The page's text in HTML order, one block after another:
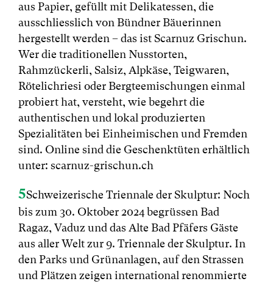
aus Papier, gefüllt mit Delikatessen, die
ausschliesslich von Bündner Bäuerinnen
hergestellt werden – das ist Scarnuz Grischun.
Wer die traditionellen Nusstorten,
Rahmzückerli, Salsiz, Alpkäse, Teigwaren,
Rötelichriesi oder Bergteemischungen einmal
probiert hat, versteht, wie begehrt die
authentischen und lokal produzierten
Spezialitäten bei Einheimischen und Fremden
sind. Online sind die Geschenktüten erhältlich
unter: scarnuz-grischun.ch
5Schweizerische Triennale der Skulptur: Noch
bis zum 30. Oktober 2024 begrüssen Bad
Ragaz, Vaduz und das Alte Bad Pfäfers Gäste
aus aller Welt zur 9. Triennale der Skulptur. In
den Parks und Grünanlagen, auf den Strassen
und Plätzen zeigen international renommierte